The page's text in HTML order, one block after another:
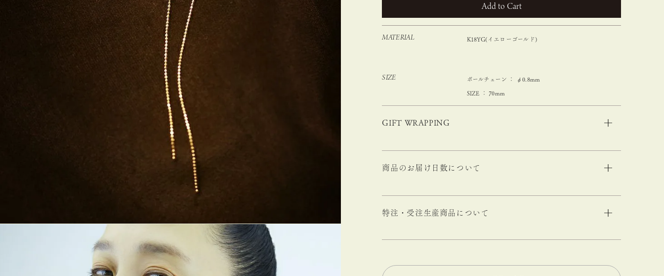
カートに入れる
MATERIAL K18YG(イエローゴールド)
SIZE ボールチェーン ： φ0.8mm
SIZE ： 70mm
GIFT WRAPPING
商品のお届け日数について
特注・受注生産商品について